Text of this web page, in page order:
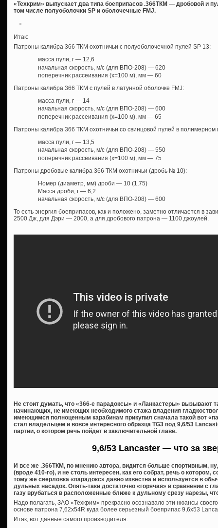
«Техкрим» выпускает два типа боеприпасов .366ТКМ — дробовой и
том числе полуоболочки SP и оболочечные FMJ.
Итак:
Патроны калибра 366 ТКМ охотничьи с полуоболочечной пулей SP 13:
масса пули, г — 12,6
начальная скорость, м/с (для ВПО-208) — 620
поперечник рассеивания (х=100 м), мм — 60
Патроны калибра 366 ТКМ с пулей в латунной оболочке FMJ:
масса пули, г — 14
начальная скорость, м/с (для ВПО-208) — 600
поперечник рассеивания (х=100 м), мм — 65
Патроны калибра 366 ТКМ охотничьи со свинцовой пулей в полимерном
масса пули, г — 13,5
начальная скорость, м/с (для ВПО-208) — 550
поперечник рассеивания (х=100 м), мм — 75
Патроны дробовые калибра 366 ТКМ охотничьи (дробь № 10):
Номер (диаметр, мм) дроби — 10 (1,75)
Масса дроби, г — 6,2
начальная скорость, м/с (для ВПО-208) — 600
То есть энергия боеприпасов, как и положено, заметно отличается в
2500 Дж, для Дэри — 2000, а для дробового патрона — 1100 джоулей.
Не стоит думать, что «366-е парадоксы» и «Ланкастеры» вызывают
начинающих, не имеющих необходимого стажа владения
имеющимся полноценным карабинам прикупил сначала такой вот
стал владельцем и вовсе интересного образца TG3 под 9,6/53
партии, о котором речь пойдет в заключительной главе.
9,6/53 Lancaster — что за
И все же .366ТКМ, по мнению автора, видится больше спортивным,
(вроде 410-го), и не столь интересен, как его собрат, речь о котором,
тому же сверловка «парадокс» давно известна и используется в
дульных насадок. Опять-таки достаточно «горячая» в сравнении с
газу врубаться в расположенные ближе к дульному срезу нарезы,
Надо полагать, ЗАО «Техкрим» прекрасно осознавало эти нюансы
основе патрона 7,62х54R куда более серьезный боеприпас 9,6х53
Итак, вот данные самого производителя: